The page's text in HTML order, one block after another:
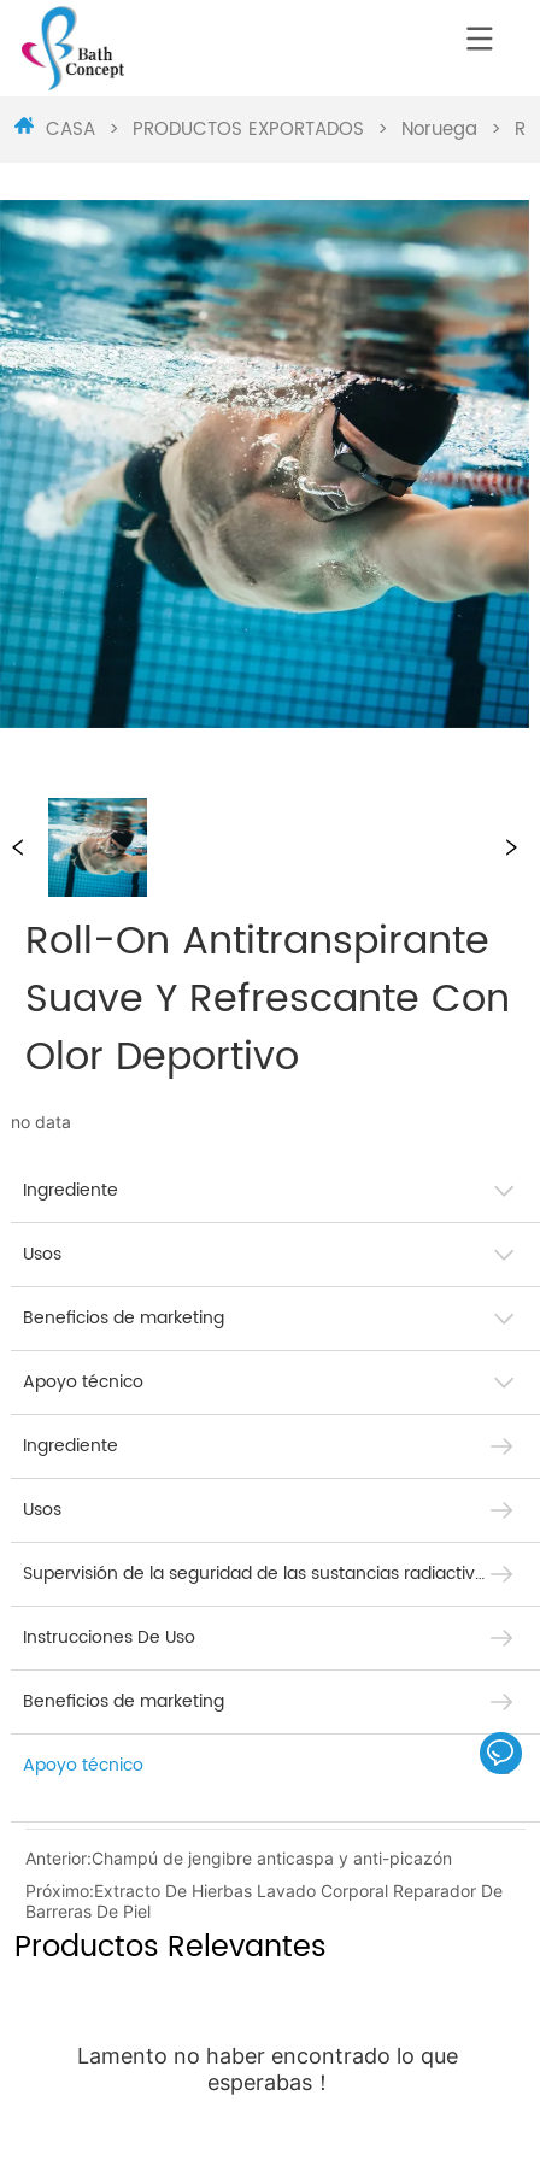
CASA > PRODUCTOS EXPORTADOS > Noruega >
Roll-On Antitranspirante
Suave Y Refrescante Con
Olor Deportivo
no data
Ingrediente
Usos
Beneficios de marketing
Apoyo técnico
Ingrediente
Usos
Supervisión de la seguridad de las sustancias radiactivas
Instrucciones De Uso
Beneficios de marketing
Apoyo técnico
Anterior:Champú de jengibre anticaspa y anti-picazón
Próximo:Extracto De Hierbas Lavado Corporal Reparador De
Barreras De Piel
Productos Relevantes
Lamento no haber encontrado lo que
esperabas！